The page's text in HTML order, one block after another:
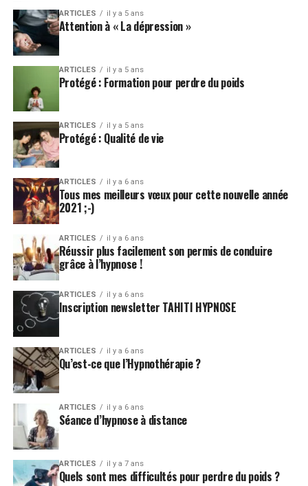
ARTICLES il y a 5 ans
Attention à « La dépression »
ARTICLES il y a 5 ans
Protégé : Formation pour perdre du poids
ARTICLES il y a 5 ans
Protégé : Qualité de vie
ARTICLES il y a 6 ans
Tous mes meilleurs vœux pour cette nouvelle année
2021 ;-)
ARTICLES il y a 6 ans
Réussir plus facilement son permis de conduire
grâce à l’hypnose !
ARTICLES il y a 6 ans
Inscription newsletter TAHITI HYPNOSE
ARTICLES il y a 6 ans
Qu’est-ce que l’Hypnothérapie ?
ARTICLES il y a 6 ans
Séance d’hypnose à distance
ARTICLES il y a 7 ans
Quels sont mes difficultés pour perdre du poids ?